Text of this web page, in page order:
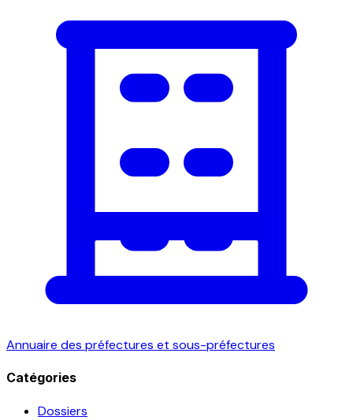
Annuaire des préfectures et sous-préfectures
Catégories
Dossiers